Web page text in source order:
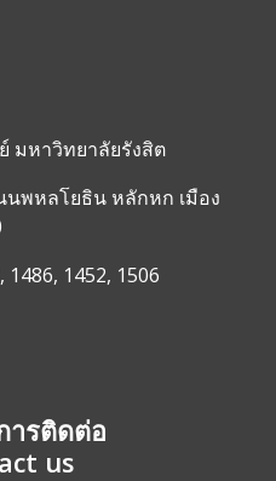
มหาวิทยาลัยรังสิต
นพหลโยธิน หลักหก เมือง
1452, 1506
ารติดต่อ
us